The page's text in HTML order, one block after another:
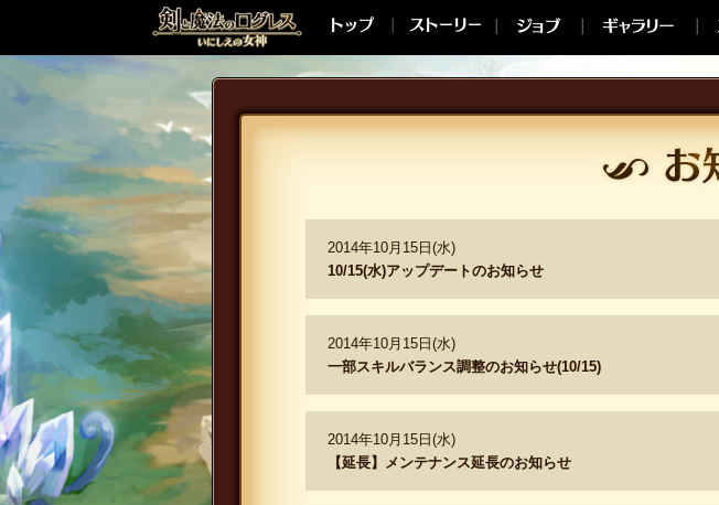
2014年10月15日(水)
10/15(水)アップデートのお知らせ
2014年10月15日(水)
一部スキルバランス調整のお知らせ(10/15)
2014年10月15日(水)
【延長】メンテナンス延長のお知らせ